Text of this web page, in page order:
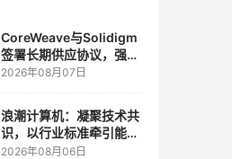
CoreWeave与Solidigm
签署长期供应协议，强化
一体化人工智能云平台
2026年08月07日
浪潮计算机：凝聚技术共
识，以行业标准牵引能力
跃升
2026年08月06日